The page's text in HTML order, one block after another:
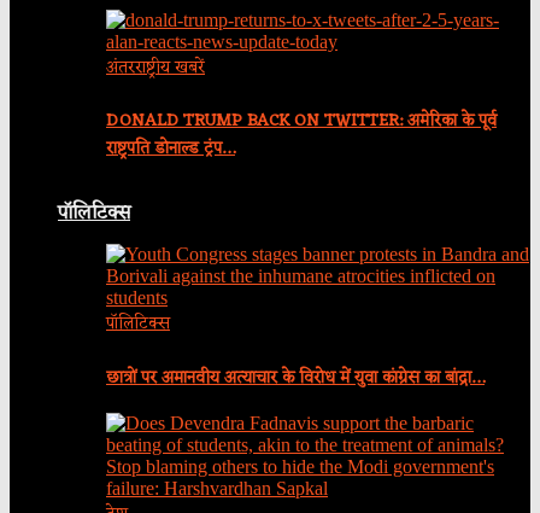
अंतरराष्ट्रीय खबरें
DONALD TRUMP BACK ON TWITTER: अमेरिका के पूर्व
राष्ट्रपति डोनाल्ड ट्रंप…
पॉलिटिक्स
पॉलिटिक्स
छात्रों पर अमानवीय अत्याचार के विरोध में युवा कांग्रेस का बांद्रा…